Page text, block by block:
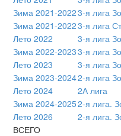
Зима 2021-20223-я лига
Зима 2021-20223-я лига
Лето 2022
3-я лига
Зима 2022-20233-я лига
Лето 2023
3-я лига
Зима 2023-20242-я лига
Лето 2024
2А лига
Зима 2024-20252-я лига.
Лето 2026
2-я лига.
ВСЕГО